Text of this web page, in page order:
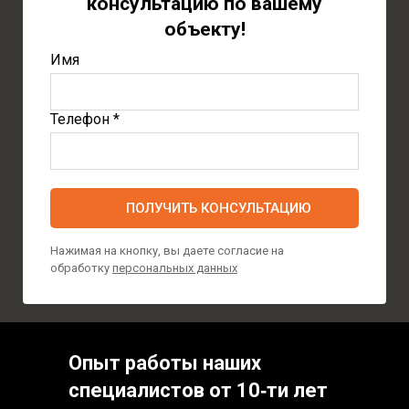
объекту!
Имя
Телефон *
ПОЛУЧИТЬ КОНСУЛЬТАЦИЮ
Нажимая на кнопку, вы даете согласие на
обработку персональных данных
Опыт работы наших
специалистов от 10‑ти лет